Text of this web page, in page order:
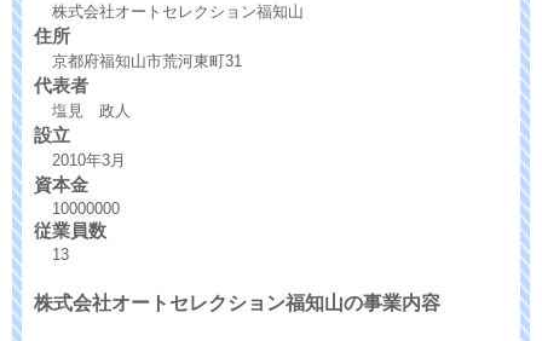
株式会社オートセレクション福知山
住所
京都府福知山市荒河東町31
代表者
塩見 政人
設立
2010年3月
資本金
10000000
従業員数
13
株式会社オートセレクション福知山の事業内容